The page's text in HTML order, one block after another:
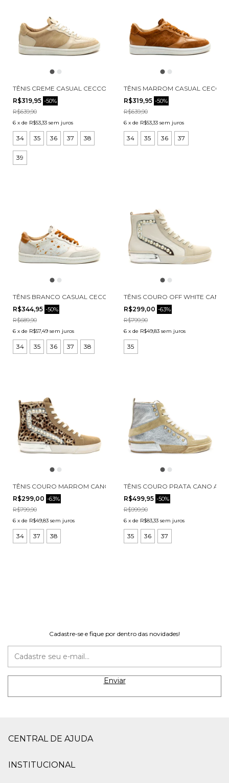
TÊNIS CREME CASUAL CECCONELLO 2704001-2
R$319,95 -50%
R$639,90
6 x de R$53,33 sem juros
34 35 36 37 38
39
TÊNIS MARROM CASUAL
R$319,95 -50%
R$639,90
6 x de R$53,33 sem juros
34 35 36 37
TÊNIS BRANCO CASUAL CECCONELLO 2704001-1
R$344,95 -50%
R$689,90
6 x de R$57,49 sem juros
34 35 36 37 38
TÊNIS COURO OFF WHITE CANO
R$299,00 -63%
R$799,90
6 x de R$49,83 sem juros
35
TÊNIS COURO MARROM CANO ALTO CECCONELLO 2618004-4
R$299,00 -63%
R$799,90
6 x de R$49,83 sem juros
34 37 38
TÊNIS COURO PRATA CANO
R$499,95 -50%
R$999,90
6 x de R$83,33 sem juros
35 36 37
Cadastre-se e fique por dentro das novidades!
CENTRAL DE AJUDA
INSTITUCIONAL